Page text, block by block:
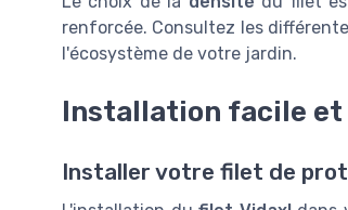
renforcée. Consultez les
l'écosystème de votre jardin.
Installation facile et
Installer votre filet de